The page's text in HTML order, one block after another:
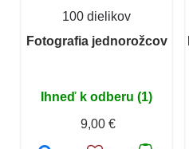
100 dielikov
Fotografia jednorožcov
Ihneď k odberu (1)
9,00 €